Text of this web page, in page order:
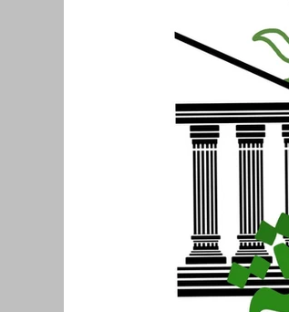
Նորություններ/Notizie
Mostre
Relazioni Internazionali